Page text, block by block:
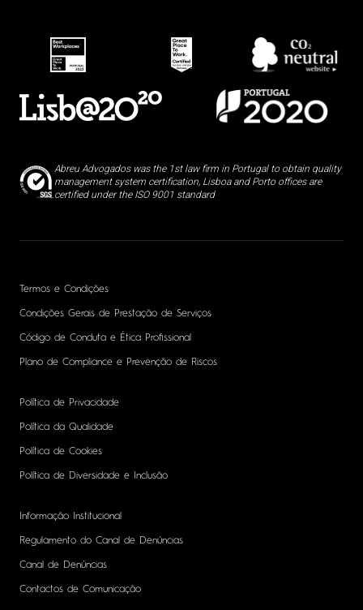
Abreu Advogados was the 1st law firm in Portugal to obtain quality
management system certification, Lisboa and Porto offices are
certified under the ISO 9001 standard
Termos e Condições
Condições Gerais de Prestação de Serviços
Código de Conduta e Ética Profissional
Plano de Compliance e Prevenção de Riscos
Política de Privacidade
Política da Qualidade
Política de Cookies
Política de Diversidade e Inclusão
Informação Institucional
Regulamento do Canal de Denúncias
Canal de Denúncias
Contactos de Comunicação